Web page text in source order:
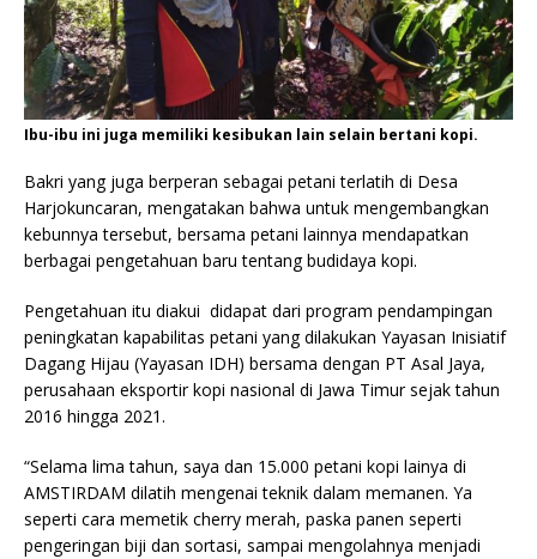
Ibu-ibu ini juga memiliki kesibukan lain selain bertani kopi.
Bakri yang juga berperan sebagai petani terlatih di Desa
Harjokuncaran, mengatakan bahwa untuk mengembangkan
kebunnya tersebut, bersama petani lainnya mendapatkan
berbagai pengetahuan baru tentang budidaya kopi.
Pengetahuan itu diakui didapat dari program pendampingan
peningkatan kapabilitas petani yang dilakukan Yayasan Inisiatif
Dagang Hijau (Yayasan IDH) bersama dengan PT Asal Jaya,
perusahaan eksportir kopi nasional di Jawa Timur sejak tahun
2016 hingga 2021.
“Selama lima tahun, saya dan 15.000 petani kopi lainya di
AMSTIRDAM dilatih mengenai teknik dalam memanen. Ya
seperti cara memetik cherry merah, paska panen seperti
pengeringan biji dan sortasi, sampai mengolahnya menjadi